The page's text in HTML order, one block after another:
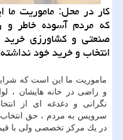
كار در محل: ماموریت ما
كه مردم آسوده خاطر و
صنعتی و كشاورزی خرید
انتخاب و خرید خود
ماموریت ما این است كه
و راضی در خانه هایشان ،
نگرانی و دغدغه ای از
سرویس به مردم ، حق انتخاب
در یك مركز تخصصی ولی با